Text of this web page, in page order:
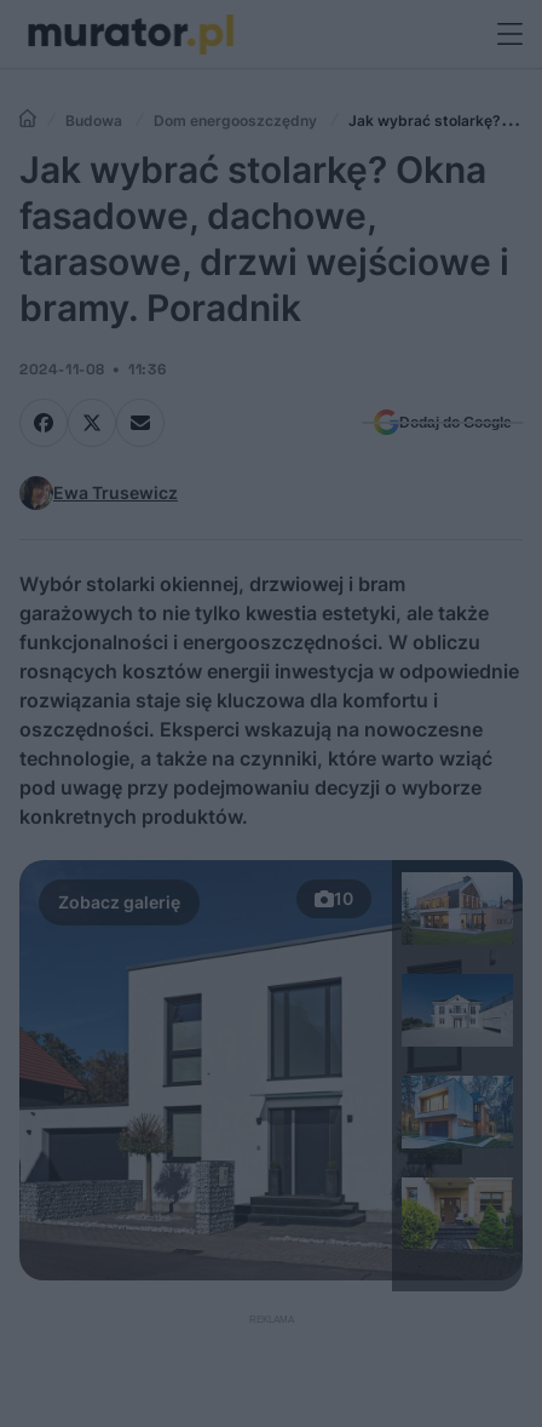
Budowa Dom energooszczędny
Jak wybrać stolarkę?
Okna fasadowe, dachowe, tarasowe, drzwi wejściowe i bramy.
Poradnik
Jak wybrać stolarkę? Okna
fasadowe, dachowe,
tarasowe, drzwi wejściowe i
bramy. Poradnik
2024-11-08 11:36
Dodaj do Google
Ewa Trusewicz
Wybór stolarki okiennej, drzwiowej i bram
garażowych to nie tylko kwestia estetyki, ale także
funkcjonalności i energooszczędności. W obliczu
rosnących kosztów energii inwestycja w odpowiednie
rozwiązania staje się kluczowa dla komfortu i
oszczędności. Eksperci wskazują na nowoczesne
technologie, a także na czynniki, które warto wziąć
pod uwagę przy podejmowaniu decyzji o wyborze
konkretnych produktów.
10